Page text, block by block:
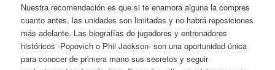
Nuestra recomendación es que si te enamora alguna la compres
cuanto antes, las unidades son limitadas y no habrá reposiciones
más adelante. Las biografías de jugadores y entrenadores
históricos -Popovich o Phil Jackson- son una oportunidad única
para conocer de primera mano sus secretos y seguir